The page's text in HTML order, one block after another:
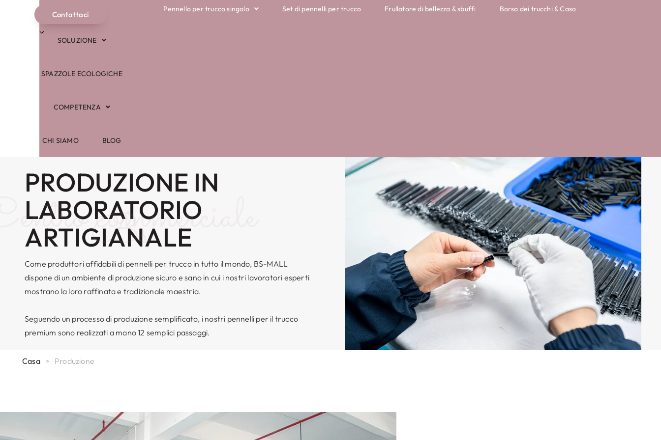
NEGOZIO
SOLUZIONE
SPAZZOLE ECOLOGICHE
COMPETENZA
CHI SIAMO BLOG
Contattaci
Italiano
Pennello per trucco singolo Set di pennelli per trucco Frullatore di bellezza & sbuffi Borsa dei trucchi & Caso
PRODUZIONE IN
LABORATORIO
ARTIGIANALE
commerciale
Bs
Come produttori affidabili di pennelli per trucco in tutto il mondo, BS-MALL
dispone di un ambiente di produzione sicuro e sano in cui i nostri lavoratori esperti
mostrano la loro raffinata e tradizionale maestria.
Seguendo un processo di produzione semplificato, i nostri pennelli per il trucco
premium sono realizzati a mano 12 semplici passaggi.
Casa > Produzione